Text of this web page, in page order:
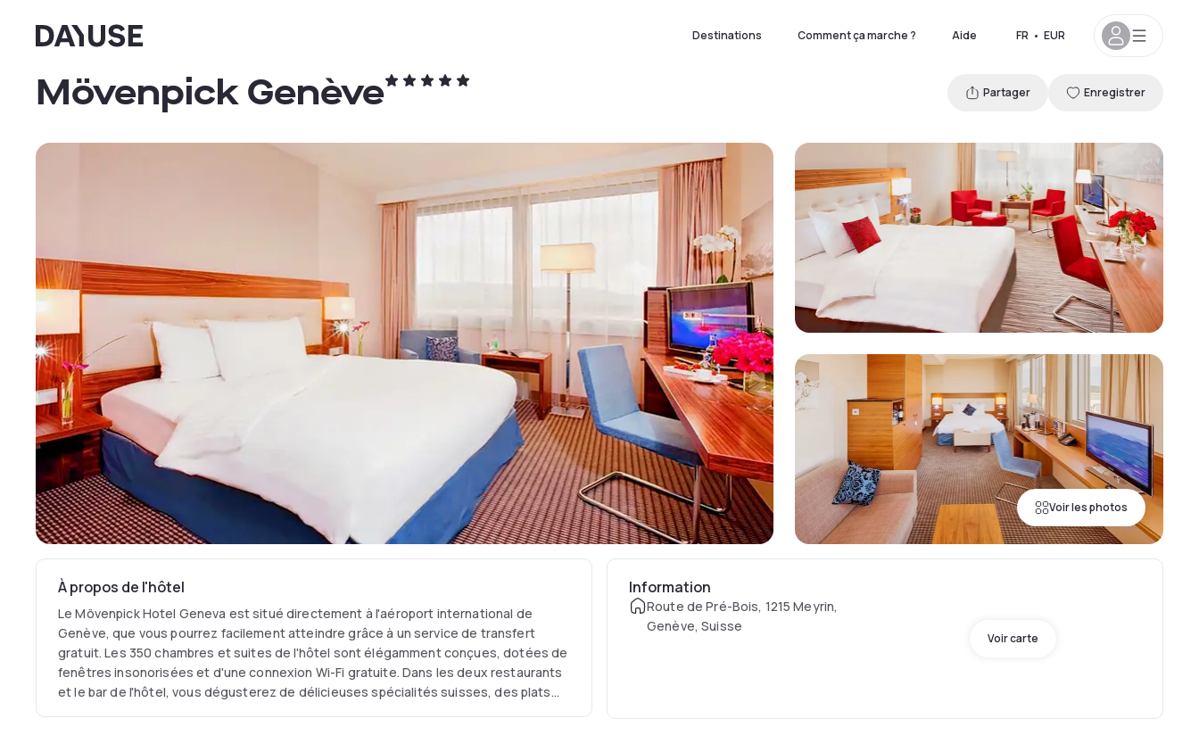
Dayuse Destinations Comment ça marche ? Aide FR • EUR
Voir les photos
Mövenpick Genève Partager Enregistrer
À propos de l'hôtel
Le Mövenpick Hotel Geneva est situé directement à l'aéroport international de
Genève, que vous pourrez facilement atteindre grâce à un service de transfert
gratuit. Les 350 chambres et suites de l'hôtel sont élégamment conçues, dotées de
fenêtres insonorisées et d'une connexion Wi-Fi gratuite. Dans les deux restaurants
et le bar de l'hôtel, vous dégusterez de délicieuses spécialités suisses, des plats
Information
Route de Pré-Bois, 1215 Meyrin,
Genève, Suisse
Voir carte